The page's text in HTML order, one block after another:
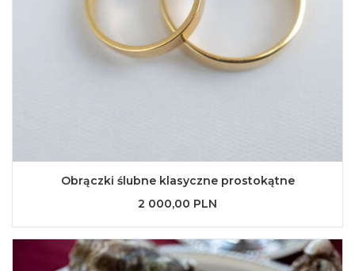
Obrączki ślubne klasyczne prostokątne
2 000,00 PLN